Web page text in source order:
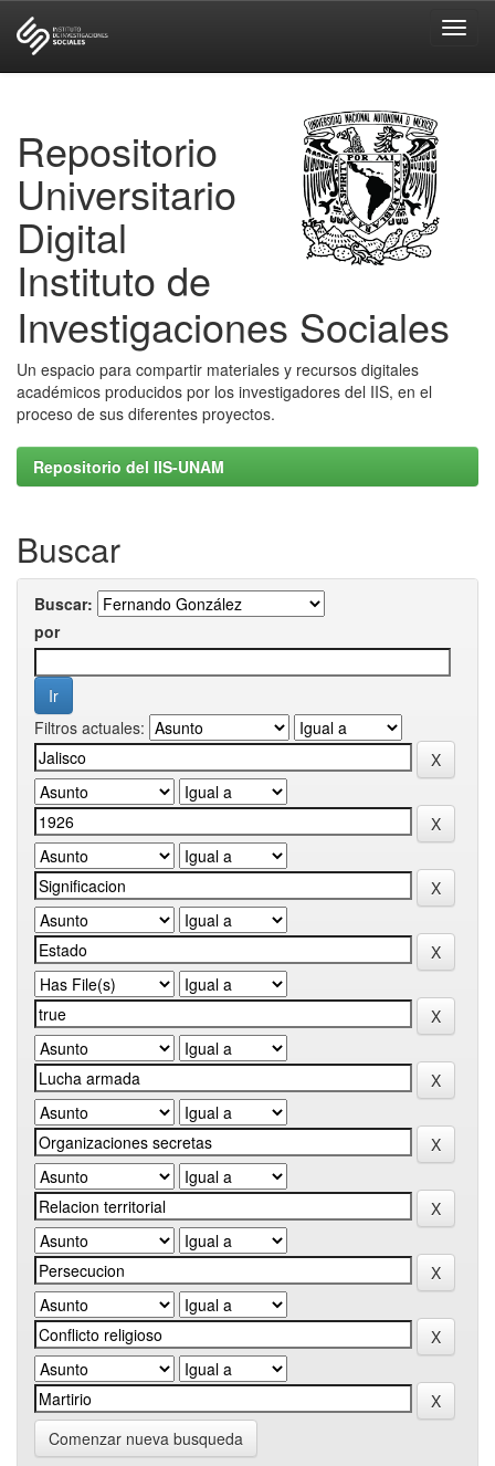
Repositorio
Universitario
Digital
Instituto de
Investigaciones Sociales
Un espacio para compartir materiales y recursos digitales
académicos producidos por los investigadores del IIS, en el
proceso de sus diferentes proyectos.
Repositorio del IIS-UNAM
Buscar
Buscar:
por
Filtros actuales:
Comenzar nueva busqueda